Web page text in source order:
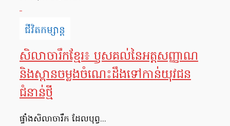
ជីវិតកម្សាន្ត
សិលាចារឹកខ្មែរ៖ ឫសគល់នៃអត្តសញ្ញាណ
និងស្ពានចម្លងចំណេះដឹងទៅកាន់យុវជន
ជំនាន់ថ្មី
ផ្ទាំងសិលាចារឹក ដែលបុព្វ...